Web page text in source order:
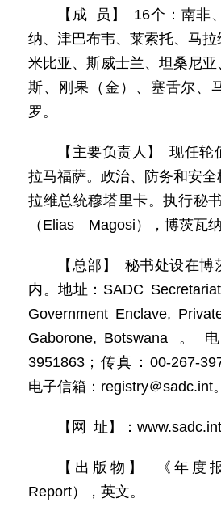
【成 员】 16个：南非
纳、津巴布韦、莱索托、马
米比亚、斯威士兰、坦桑尼
斯、刚果（金）、塞舌尔、
罗。
【主要负责人】 现任
拉马福萨。政治、防务和安
拉维总统穆塔里卡。执行秘
（Elias Magosi），博茨瓦纳
【总部】 秘书处设在博
内。地址：SADC
Government Enclave,
Gaborone, Botswana
3951863；传真：00-267-
电子信箱：registry＠
【网 址】：www.sadc.int
【出版物】 《年度
Report），英文。